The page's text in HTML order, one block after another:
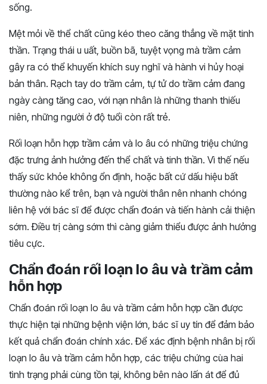
sống.
Mệt mỏi về thể chất cũng kéo theo căng thẳng về mặt tinh
thần. Trạng thái u uất, buồn bã, tuyệt vọng mà trầm cảm
gây ra có thể khuyến khích suy nghĩ và hành vi hủy hoại
bản thân. Rạch tay do trầm cảm, tự tử do trầm cảm đang
ngày càng tăng cao, với nạn nhân là những thanh thiếu
niên, những người ở độ tuổi còn rất trẻ.
Rối loạn hỗn hợp trầm cảm và lo âu có những triệu chứng
đặc trưng ảnh hưởng đến thể chất và tinh thần. Vì thế nếu
thấy sức khỏe không ổn định, hoặc bất cứ dấu hiệu bất
thường nào kể trên, bạn và người thân nên nhanh chóng
liên hệ với bác sĩ để được chẩn đoán và tiến hành cải thiện
sớm. Điều trị càng sớm thì càng giảm thiểu được ảnh hưởng
tiêu cực.
Chẩn đoán rối loạn lo âu và trầm cảm
hỗn hợp
Chẩn đoán rối loạn lo âu và trầm cảm hỗn hợp cần được
thực hiện tại những bệnh viện lớn, bác sĩ uy tín để đảm bảo
kết quả chẩn đoán chính xác. Để xác định bệnh nhân bị rối
loạn lo âu và trầm cảm hỗn hợp, các triệu chứng cùa hai
tình trạng phải cùng tồn tại, không bên nào lấn át để đủ